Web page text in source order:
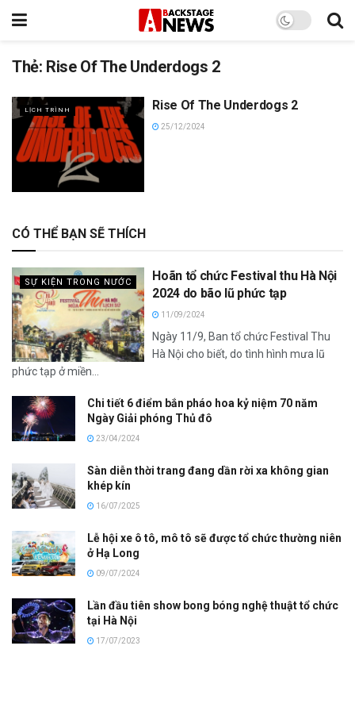
Thẻ: Rise Of The Underdogs 2
LỊCH TRÌNH Rise Of The Underdogs 2
25/12/2024
CÓ THỂ BẠN SẼ THÍCH
SỰ KIỆN TRONG NƯỚC
Hoãn tổ chức Festival thu Hà Nội
2024 do bão lũ phức tạp
11/09/2024
Ngày 11/9, Ban tổ chức Festival Thu
Hà Nội cho biết, do tình hình mưa lũ
phức tạp ở miền...
Chi tiết 6 điểm bắn pháo hoa kỷ niệm 70 năm
Ngày Giải phóng Thủ đô
23/04/2024
Sàn diễn thời trang đang dần rời xa không gian
khép kín
16/07/2025
Lễ hội xe ô tô, mô tô sẽ được tổ chức thường niên
ở Hạ Long
09/07/2024
Lần đầu tiên show bong bóng nghệ thuật tổ chức
tại Hà Nội
17/07/2023